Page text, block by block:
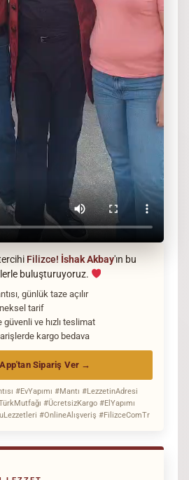
Filizce! İshak Akbay'ın bu
buluşturuyoruz.
günlük taze açılır
tarif
ve hızlı teslimat
kargo bedava
Sipariş Ver →
#EvYapımı #Mantı #LezzetinAdresi
#ÜcretsizKargo #ElYapımı
#OnlineAlışveriş #FilizceComTr